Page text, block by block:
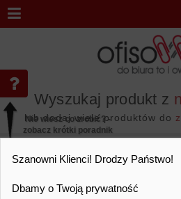
Wyszukaj produkt z
lub dodaj wiele produktów do
Nie wiesz co zrobić? -
zobacz krótki poradnik
Szanowni Klienci! Drodzy Państwo!
Dbamy o Twoją prywatność